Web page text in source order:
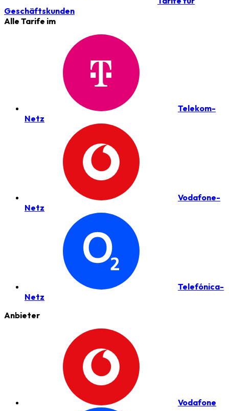
Geschäftskunden
Alle Tarife im
Telekom-
Netz
Vodafone-
Netz
Telefónica-
Netz
Anbieter
Vodafone